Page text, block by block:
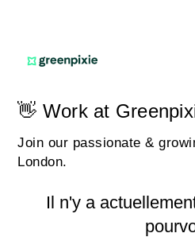
👋 Work at
Join our passionate &
London.
Il n'y a